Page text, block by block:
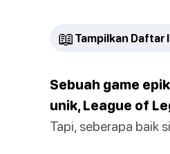
📖 Tampilkan Daftar
Sebuah game
unik, League of
Tapi, seberapa baik